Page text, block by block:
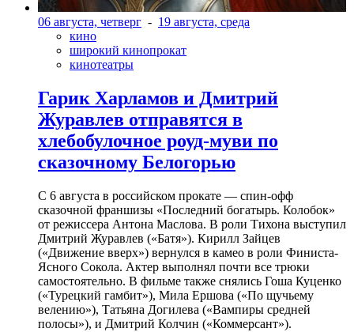
06 августа, четверг - 19 августа, среда
кино
широкий кинопрокат
кинотеатры
Гарик Харламов и Дмитрий
Журавлев отправятся в
хлебобулочное роуд-муви по
сказочному Белогорью
С 6 августа в российском прокате — спин-офф
сказочной франшизы «Последний богатырь. Колобок»
от режиссера Антона Маслова. В роли Тихона выступил
Дмитрий Журавлев («Батя»). Кирилл Зайцев
(«Движение вверх») вернулся в камео в роли Финиста-
Ясного Сокола. Актер выполнял почти все трюки
самостоятельно. В фильме также снялись Гоша Куценко
(«Турецкий гамбит»), Мила Ершова («По щучьему
велению»), Татьяна Догилева («Вампиры средней
полосы»), и Дмитрий Колчин («Коммерсант»).